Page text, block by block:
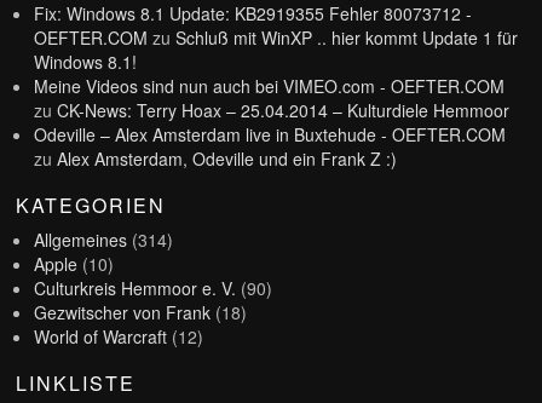
Fix: Windows 8.1 Update: KB2919355 Fehler 80073712 -
OEFTER.COM zuSchluß mit WinXP .. hier kommt Update 1 für
Windows 8.1!
Meine Videos sind nun auch bei VIMEO.com - OEFTER.COM
zuCK-News: Terry Hoax – 25.04.2014 – Kulturdiele Hemmoor
Odeville – Alex Amsterdam live in Buxtehude - OEFTER.COM
zuAlex Amsterdam, Odeville und ein Frank Z :)
KATEGORIEN
Allgemeines (314)
Apple (10)
Culturkreis Hemmoor e. V. (90)
Gezwitscher von Frank (18)
World of Warcraft (12)
LINKLISTE